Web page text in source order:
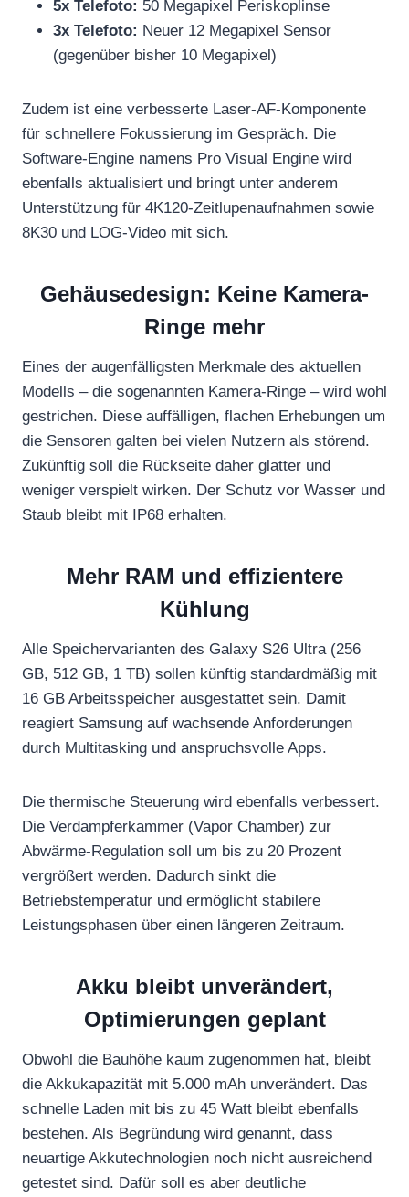
5x Telefoto: 50 Megapixel Periskoplinse
3x Telefoto: Neuer 12 Megapixel Sensor
(gegenüber bisher 10 Megapixel)
Zudem ist eine verbesserte Laser-AF-Komponente
für schnellere Fokussierung im Gespräch. Die
Software-Engine namens Pro Visual Engine wird
ebenfalls aktualisiert und bringt unter anderem
Unterstützung für 4K120-Zeitlupenaufnahmen sowie
8K30 und LOG-Video mit sich.
Gehäusedesign: Keine Kamera-
Ringe mehr
Eines der augenfälligsten Merkmale des aktuellen
Modells – die sogenannten Kamera-Ringe – wird wohl
gestrichen. Diese auffälligen, flachen Erhebungen um
die Sensoren galten bei vielen Nutzern als störend.
Zukünftig soll die Rückseite daher glatter und
weniger verspielt wirken. Der Schutz vor Wasser und
Staub bleibt mit IP68 erhalten.
Mehr RAM und effizientere
Kühlung
Alle Speichervarianten des Galaxy S26 Ultra (256
GB, 512 GB, 1 TB) sollen künftig standardmäßig mit
16 GB Arbeitsspeicher ausgestattet sein. Damit
reagiert Samsung auf wachsende Anforderungen
durch Multitasking und anspruchsvolle Apps.
Die thermische Steuerung wird ebenfalls verbessert.
Die Verdampferkammer (Vapor Chamber) zur
Abwärme-Regulation soll um bis zu 20 Prozent
vergrößert werden. Dadurch sinkt die
Betriebstemperatur und ermöglicht stabilere
Leistungsphasen über einen längeren Zeitraum.
Akku bleibt unverändert,
Optimierungen geplant
Obwohl die Bauhöhe kaum zugenommen hat, bleibt
die Akkukapazität mit 5.000 mAh unverändert. Das
schnelle Laden mit bis zu 45 Watt bleibt ebenfalls
bestehen. Als Begründung wird genannt, dass
neuartige Akkutechnologien noch nicht ausreichend
getestet sind. Dafür soll es aber deutliche